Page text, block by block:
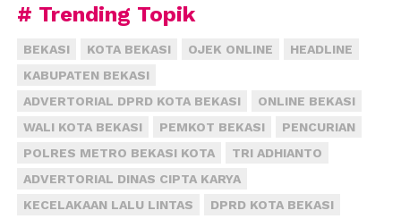
masyarakat mencapai 70 persen. Artinya, kata dia,
wilayahnya kembali dipimpin orang yang sama.(fiz)
# Trending Topik
BEKASI KOTA BEKASI OJEK ONLINE
HEADLINE
KABUPATEN BEKASI
ADVERTORIAL DPRD KOTA BEKASI
ONLINE BEKASI
WALI KOTA BEKASI
PEMKOT BEKASI
PENCURIAN
POLRES METRO BEKASI KOTA
TRI ADHIANTO
ADVERTORIAL DINAS CIPTA KARYA
KECELAKAAN LALU LINTAS
DPRD KOTA BEKASI